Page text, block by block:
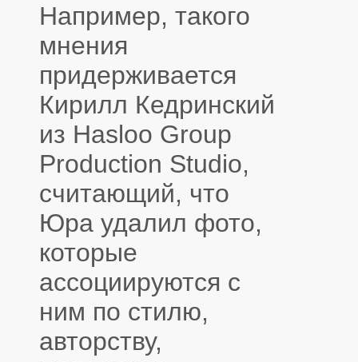
Например, такого
мнения
придерживается
Кирилл Кедринский
из Hasloo Group
Production Studio,
считающий, что
Юра удалил фото,
которые
ассоциируются с
ним по стилю,
авторству,